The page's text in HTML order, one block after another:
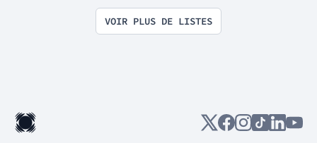
VOIR PLUS DE LISTES